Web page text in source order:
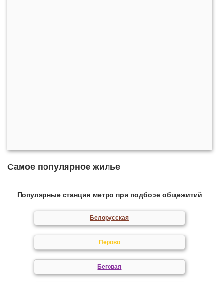
Самое популярное жилье
Популярные станции метро при подборе общежитий
Белорусская
Перово
Беговая